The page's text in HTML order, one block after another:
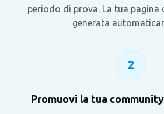
periodo di prova. La tua pagina
generata
2
Promuovi la tua